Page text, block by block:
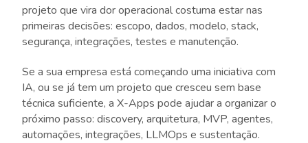
projeto que vira dor operacional costuma estar nas
primeiras decisões: escopo, dados, modelo, stack,
segurança, integrações, testes e manutenção.
Se a sua empresa está começando uma iniciativa com
IA, ou se já tem um projeto que cresceu sem base
técnica suficiente, a X-Apps pode ajudar a organizar o
próximo passo: discovery, arquitetura, MVP, agentes,
automações, integrações, LLMOps e sustentação.